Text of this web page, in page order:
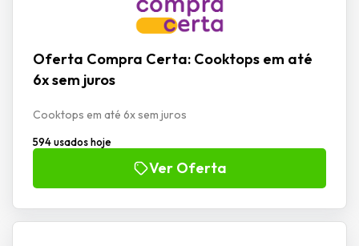
Oferta Compra Certa: Cooktops em até
6x sem juros
Cooktops em até 6x sem juros
594 usados hoje
Ver Oferta